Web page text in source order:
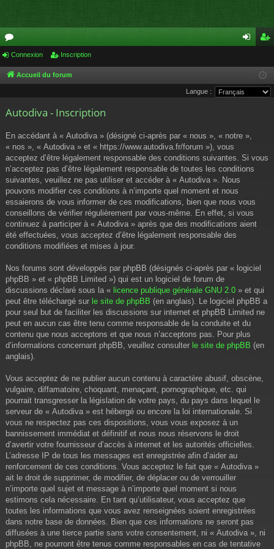
or
u
s
cri
pti
Connexion Inscription
Accueil du forum
Langue :
Autodiva - Inscription
En accédant à « Autodiva » (désigné ci-après par « nous », « notre »,
« nos », « Autodiva » et « https://www.autodiva.fr/forum »), vous
acceptez d’être légalement responsable des conditions suivantes. Si vous
n’acceptez pas d’être légalement responsable de toutes les conditions
suivantes, veuillez ne pas utiliser et accéder à « Autodiva ». Nous
pouvons modifier ces conditions à n’importe quel moment et nous
essaierons de vous informer de ces modifications, bien que nous vous
conseillons de vérifier régulièrement par vous-même. En effet, si vous
continuez à participer à « Autodiva » après que des modifications aient
été effectuées, vous acceptez d’être légalement responsable des
conditions modifiées et mises à jour.
Nos forums sont développés par phpBB (désignés ci-après par « logiciel
phpBB » et « phpBB Limited ») qui est un logiciel de forum de
discussions déclaré sous la « licence publique générale GNU 2.0 » et qui
peut être téléchargé sur le site de phpBB (en anglais). Le logiciel phpBB a
pour seul but de faciliter les discussions sur internet et phpBB Limited ne
peut en aucun cas être tenu comme responsable de la conduite et du
contenu que nous acceptons et que nous n’acceptons pas. Pour plus
d’informations concernant phpBB, veuillez consulter le site de phpBB (en
anglais).
Vous acceptez de ne publier aucun contenu à caractère abusif, obscène,
vulgaire, diffamatoire, choquant, menaçant, pornographique, etc. qui
pourrait transgresser la législation de votre pays, du pays dans lequel le
serveur de « Autodiva » est hébergé ou encore la loi internationale. Si
vous ne respectez pas ces dispositions, vous vous exposez à un
bannissement immédiat et définitif et nous nous réservons le droit
d’avertir votre fournisseur d’accès à internet et les autorités officielles.
L’adresse IP de tous les messages est enregistrée afin d’aider au
renforcement de ces conditions. Vous acceptez le fait que « Autodiva »
ait le droit de supprimer, de modifier, de déplacer ou de verrouiller
n’importe quel sujet et message à n’importe quel moment si nous
estimons cela nécessaire. En tant qu’utilisateur, vous acceptez que
toutes les informations que vous avez renseignées soient enregistrées
dans notre base de données. Bien que ces informations ne seront pas
diffusées à une tierce partie sans votre consentement, ni « Autodiva », ni
phpBB, ne pourront être tenus comme responsables en cas de tentative